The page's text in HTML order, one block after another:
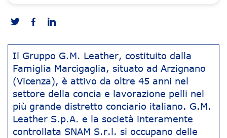
Il Gruppo G.M. Leather, costituito dalla
Famiglia Marcigaglia, situato ad Arzignano
(Vicenza), è attivo da oltre 45 anni nel
settore della concia e lavorazione pelli nel
più grande distretto conciario italiano. G.M.
Leather S.p.A. e la società interamente
controllata SNAM S.r.l. si occupano delle